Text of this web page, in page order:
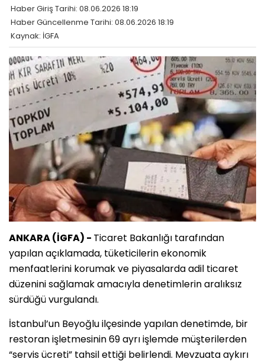
Haber Giriş Tarihi: 08.06.2026 18:19
Haber Güncellenme Tarihi: 08.06.2026 18:19
Kaynak: İGFA
ANKARA (İGFA) - Ticaret Bakanlığı tarafından
yapılan açıklamada, tüketicilerin ekonomik
menfaatlerini korumak ve piyasalarda adil ticaret
düzenini sağlamak amacıyla denetimlerin aralıksız
sürdüğü vurgulandı.
İstanbul’un Beyoğlu ilçesinde yapılan denetimde, bir
restoran işletmesinin 69 ayrı işlemde müşterilerden
“servis ücreti” tahsil ettiği belirlendi. Mevzuata aykırı